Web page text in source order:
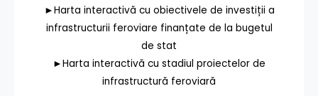
►Harta interactivă cu obiectivele de investiții a
infrastructurii feroviare finanțate de la bugetul
de stat
►Harta interactivă cu stadiul proiectelor de
infrastructură feroviară